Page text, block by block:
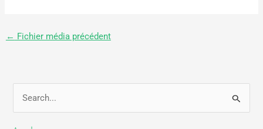
← Fichier média précédent